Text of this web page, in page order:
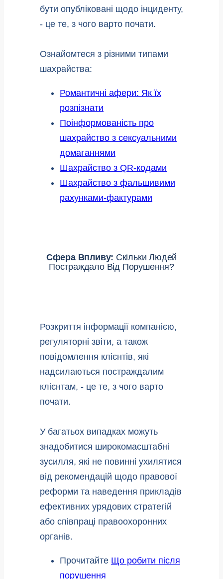
бути опубліковані щодо інциденту,
- це те, з чого варто почати.
Ознайомтеся з різними типами
шахрайства:
Романтичні афери: Як їх
розпізнати
Поінформованість про
шахрайство з сексуальними
домаганнями
Шахрайство з QR-кодами
Шахрайство з фальшивими
рахунками-фактурами
Сфера Впливу: Скільки Людей
Постраждало Від Порушення?
Розкриття інформації компанією,
регуляторні звіти, а також
повідомлення клієнтів, які
надсилаються постраждалим
клієнтам, - це те, з чого варто
почати.
У багатьох випадках можуть
знадобитися широкомасштабні
зусилля, які не повинні ухилятися
від рекомендацій щодо правової
реформи та наведення прикладів
ефективних урядових стратегій
або співпраці правоохоронних
органів.
Прочитайте Що робити після
порушення